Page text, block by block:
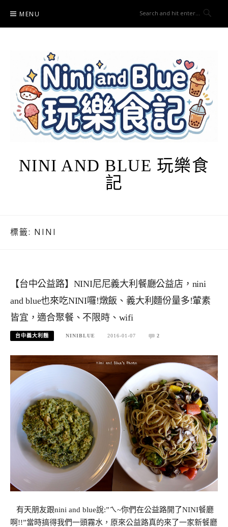
content
MENU
NINI AND BLUE 玩樂食
記
標籤: NINI
【台中公益路】NINI尼尼義大利餐廳公益店，nini
and blue也來吃NINI囉!燉飯、義大利麵份量多!葷素
皆宜，適合聚餐、不限時、wifi
台中義大利麵 NINIBLUE 2016-01-07 2
有天朋友跟nini and blue說:”ㄟ~你們在公益路開了NINI餐廳
啊!!”當時搞得我們一頭霧水，原來公益路真的來了一家新餐廳